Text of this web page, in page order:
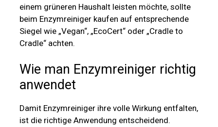
einem grüneren Haushalt leisten möchte, sollte
beim Enzymreiniger kaufen auf entsprechende
Siegel wie „Vegan“, „EcoCert“ oder „Cradle to
Cradle“ achten.
Wie man Enzymreiniger richtig
anwendet
Damit Enzymreiniger ihre volle Wirkung entfalten,
ist die richtige Anwendung entscheidend.